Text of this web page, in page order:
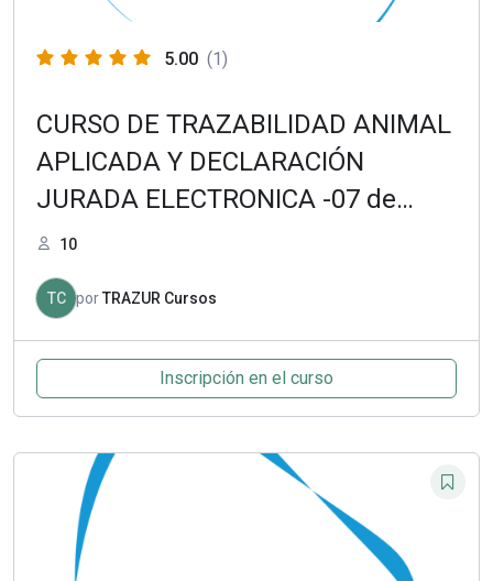
5.00 (1)
CURSO DE TRAZABILIDAD ANIMAL
APLICADA Y DECLARACIÓN
JURADA ELECTRONICA -07 de
febrero de 2022
10
TC porTRAZUR Cursos
Inscripción en el curso